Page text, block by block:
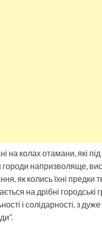
на колах отамани, які
городи напризволяще,
як колись їхні предки
на дрібні городські
і солідарності, з